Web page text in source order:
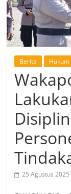
Berita Hukum
25 Agustus 2025